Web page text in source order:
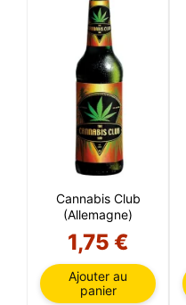
Cannabis Club
(Allemagne)
1,75 €
Ajouter au
panier